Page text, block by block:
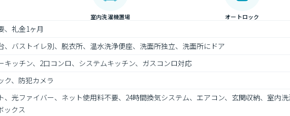
室内洗濯機置場 オートロック
、礼金1ヶ月
、バストイレ別、脱衣所、温水洗浄便座、洗面所独立、洗面所にドア
キッチン、2口コンロ、システムキッチン、ガスコンロ対応
ク、防犯カメラ
、光ファイバー、ネット使用料不要、24時間換気システム、エアコン、玄関収納、室内
ックス